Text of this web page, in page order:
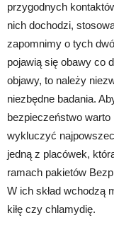
przygodnych
nich dochodzi,
zapomnimy o tych
pojawią się obawy co
objawy, to należy
niezbędne badania.
bezpieczeństwo
wykluczyć
jedną z placówek,
ramach pakietów
W ich skład wchodzą
kiłę czy chlamydię.